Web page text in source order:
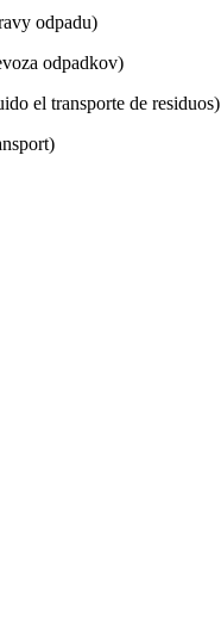
odpadu)
odpadkov)
el transporte de residuos)